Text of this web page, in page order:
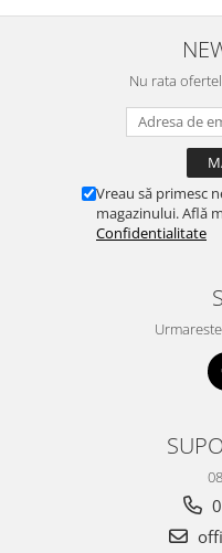
Nu rata
Vreau să primesc
magazinului. Află
Confidentialitate